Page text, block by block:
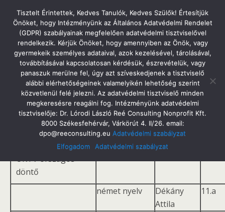
Tatabányai Árpád Gimnázium
2010/2011
Az Árpád Gimnázium tanulóinak
a 2010/2011. tanévben elért versenyeredményei
OKTV országos
döntő
német nyelv
Dékány
Attila
11.a
Tisztelt Érintettek, Kedves Tanulók, Kedves Szülők! Értesítjük
Önöket, hogy Intézményünk az Általános Adatvédelmi Rendelet
(GDPR) szabályainak megfelelően adatvédelmi tisztviselővel
rendelkezik. Kérjük Önöket, hogy amennyiben az Önök, vagy
gyermekeik személyes adataival, azok kezelésével, tárolásával,
továbbításával kapcsolatosan kérdésük, észrevételük, vagy
panaszuk merülne fel, úgy azt szíveskedjenek a tisztviselő
alábbi elérhetőségeinek valamelyikén lehetőség szerint
közvetlenül felé jelezni. Az adatvédelmi tisztviselő minden
megkeresésre reagálni fog. Intézményünk adatvédelmi
tisztviselője: Dr. Lórodi László Reé Consulting Nonprofit Kft.
8000 Székesfehérvár, Várkörút 4. II/26. email:
dpo@reeconsulting.eu Adatvédelmi szabályzat
Elfogadom
Adatvédelmi szabályzat